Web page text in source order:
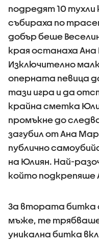
подредят 10
събираха по
добър беше
края останаха
Изключително
оперната певица
тази игра и да
крайна сметка
промъкне до
загубил от Ана
публично
на Юлиян. Най-
който подкрепяше
За втората битка
мъже, те
уникална битка